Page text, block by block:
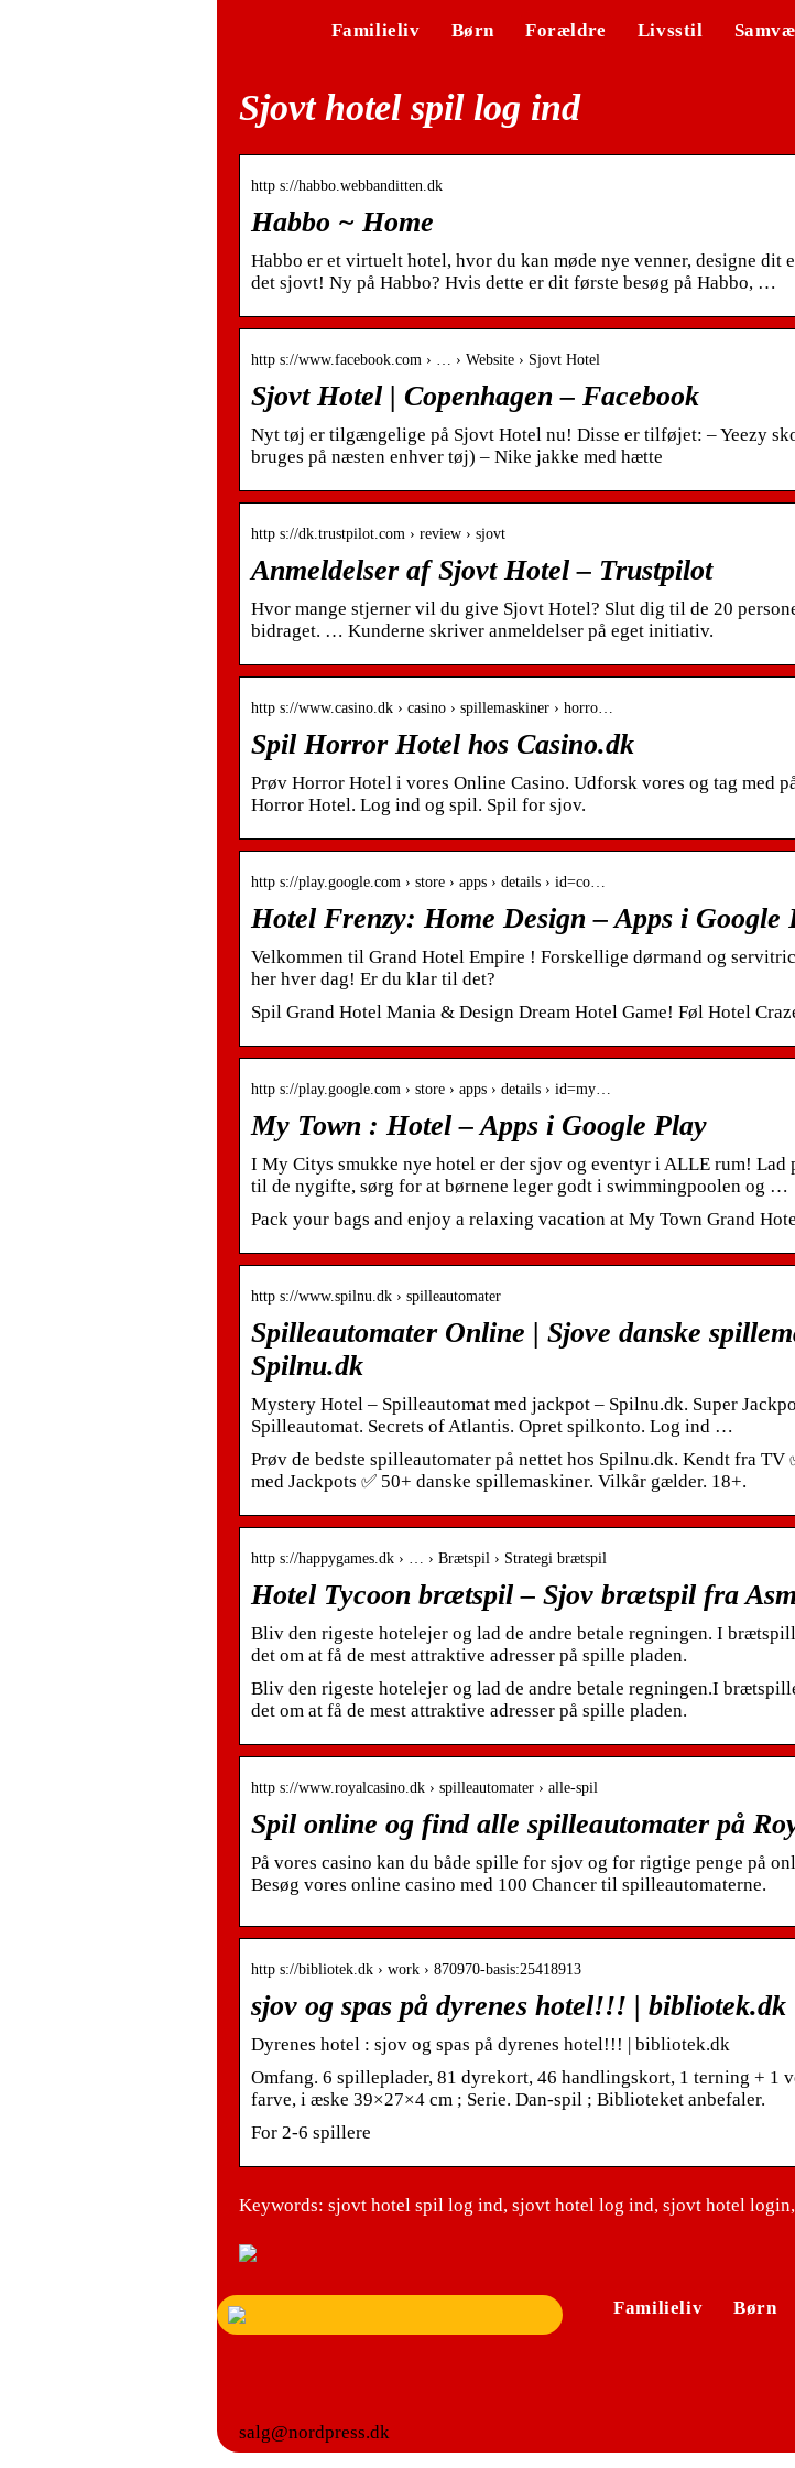
Familieliv Børn Forældre Livsstil
Sjovt hotel spil log ind
http s://habbo.webbanditten.dk
Habbo ~ Home
Habbo er et virtuelt hotel, hvor du kan møde nye venner, designe dit
det sjovt! Ny på Habbo? Hvis dette er dit første besøg på Habbo, …
http s://www.facebook.com › … › Website › Sjovt Hotel
Sjovt Hotel | Copenhagen – Facebook
Nyt tøj er tilgængelige på Sjovt Hotel nu! Disse er tilføjet: – Yeezy
bruges på næsten enhver tøj) – Nike jakke med hætte
http s://dk.trustpilot.com › review › sjovt
Anmeldelser af Sjovt Hotel – Trustpilot
Hvor mange stjerner vil du give Sjovt Hotel? Slut dig til de 20
bidraget. … Kunderne skriver anmeldelser på eget initiativ.
http s://www.casino.dk › casino › spillemaskiner › horro…
Spil Horror Hotel hos Casino.dk
Prøv Horror Hotel i vores Online Casino. Udforsk vores og tag med
Horror Hotel. Log ind og spil. Spil for sjov.
http s://play.google.com › store › apps › details › id=co…
Hotel Frenzy: Home Design – Apps i Google
Velkommen til Grand Hotel Empire ! Forskellige dørmand og
her hver dag! Er du klar til det?
Spil Grand Hotel Mania & Design Dream Hotel Game! Føl Hotel
http s://play.google.com › store › apps › details › id=my…
My Town : Hotel – Apps i Google Play
I My Citys smukke nye hotel er der sjov og eventyr i ALLE rum!
til de nygifte, sørg for at børnene leger godt i swimmingpoolen og …
Pack your bags and enjoy a relaxing vacation at My Town Grand
http s://www.spilnu.dk › spilleautomater
Spilleautomater Online | Sjove danske
Spilnu.dk
Mystery Hotel – Spilleautomat med jackpot – Spilnu.dk. Super
Spilleautomat. Secrets of Atlantis. Opret spilkonto. Log ind …
Prøv de bedste spilleautomater på nettet hos Spilnu.dk. Kendt fra TV
med Jackpots ✅ 50+ danske spillemaskiner. Vilkår gælder. 18+.
http s://happygames.dk › … › Brætspil › Strategi brætspil
Hotel Tycoon brætspil – Sjov brætspil fra
Bliv den rigeste hotelejer og lad de andre betale regningen. I
det om at få de mest attraktive adresser på spille pladen.
Bliv den rigeste hotelejer og lad de andre betale regningen.I
det om at få de mest attraktive adresser på spille pladen.
http s://www.royalcasino.dk › spilleautomater › alle-spil
Spil online og find alle spilleautomater på
På vores casino kan du både spille for sjov og for rigtige penge på
Besøg vores online casino med 100 Chancer til spilleautomaterne.
http s://bibliotek.dk › work › 870970-basis:25418913
sjov og spas på dyrenes hotel!!! | bibliotek.dk
Dyrenes hotel : sjov og spas på dyrenes hotel!!! | bibliotek.dk
Omfang. 6 spilleplader, 81 dyrekort, 46 handlingskort, 1 terning + 1
farve, i æske 39×27×4 cm ; Serie. Dan-spil ; Biblioteket anbefaler.
For 2-6 spillere
Keywords: sjovt hotel spil log ind, sjovt hotel log ind, sjovt hotel
Familieliv Børn
salg@nordpress.dk